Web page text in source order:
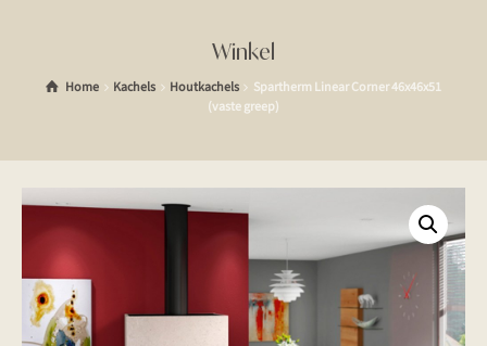
Winkel
Home Kachels Houtkachels
Spartherm Linear Corner 46x46x51
(vaste greep)